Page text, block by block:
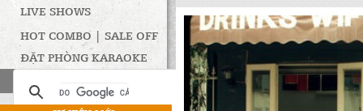
LIVE SHOWS
HOT COMBO | SALE OFF
ĐẶT PHÒNG KARAOKE